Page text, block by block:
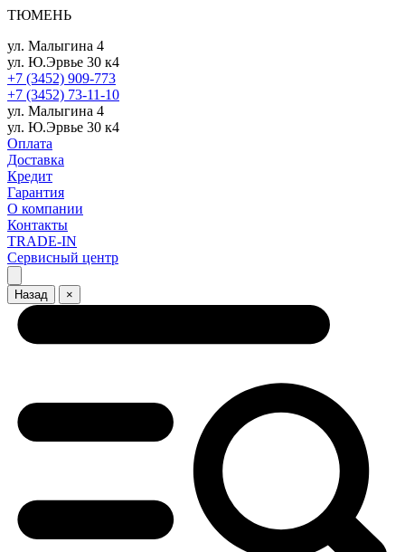
ТЮМЕНЬ
ул. Малыгина 4
ул. Ю.Эрвье 30 к4
+7 (3452) 909-773
+7 (3452) 73-11-10
ул. Малыгина 4
ул. Ю.Эрвье 30 к4
Оплата
Доставка
Кредит
Гарантия
О компании
Контакты
TRADE-IN
Сервисный центр
Назад ×